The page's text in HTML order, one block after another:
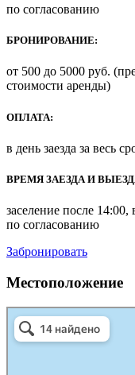
по согласованию
БРОНИРОВАНИЕ:
от 500 до 5000 руб.
стоимости аренды)
ОПЛАТА:
в день заезда за весь
ВРЕМЯ ЗАЕЗДА И
заселение после
по согласованию
Забронировать
Местоположение
Номера на Пляже
Гостиница в Ейске